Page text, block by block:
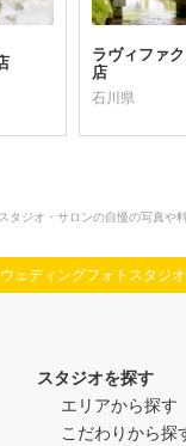
ラヴィファ
店
石川県
ジオ・サロンの自慢の写真や
ウェディングフォトスタジ
スタジオを探す
エリアから探す
こだわりから探